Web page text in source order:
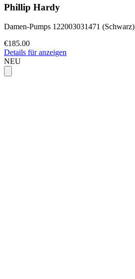
Phillip Hardy
Damen-Pumps 122003031471 (Schwarz)
€185.00
Details für anzeigen
NEU